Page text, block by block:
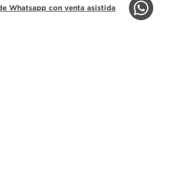
Whatsapp con venta asistida